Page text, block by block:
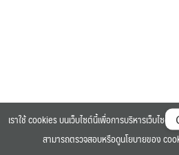
©2025 BANGKOK UNIVERSITY. ALL
เราใช้ cookies บนเว็บไซต์นี้เพื่อการบริหารเว็บไซ
สามารถตรวจสอบหรือดูนโยบายของ